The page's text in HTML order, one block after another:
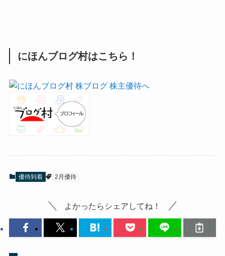
にほんブログ村はこちら！
優待到着 2月優待
よかったらシェアしてね！